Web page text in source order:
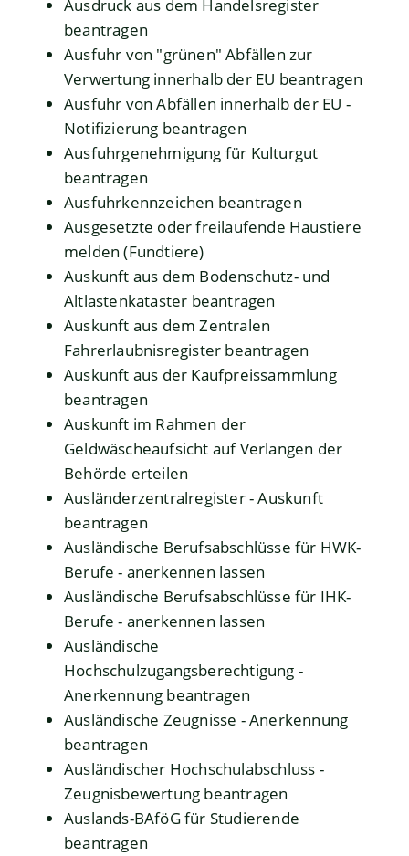
Ausdruck aus dem Handelsregister
beantragen
Ausfuhr von "grünen" Abfällen zur
Verwertung innerhalb der EU beantragen
Ausfuhr von Abfällen innerhalb der EU -
Notifizierung beantragen
Ausfuhrgenehmigung für Kulturgut
beantragen
Ausfuhrkennzeichen beantragen
Ausgesetzte oder freilaufende Haustiere
melden (Fundtiere)
Auskunft aus dem Bodenschutz- und
Altlastenkataster beantragen
Auskunft aus dem Zentralen
Fahrerlaubnisregister beantragen
Auskunft aus der Kaufpreissammlung
beantragen
Auskunft im Rahmen der
Geldwäscheaufsicht auf Verlangen der
Behörde erteilen
Ausländerzentralregister - Auskunft
beantragen
Ausländische Berufsabschlüsse für HWK-
Berufe - anerkennen lassen
Ausländische Berufsabschlüsse für IHK-
Berufe - anerkennen lassen
Ausländische
Hochschulzugangsberechtigung -
Anerkennung beantragen
Ausländische Zeugnisse - Anerkennung
beantragen
Ausländischer Hochschulabschluss -
Zeugnisbewertung beantragen
Auslands-BAföG für Studierende
beantragen